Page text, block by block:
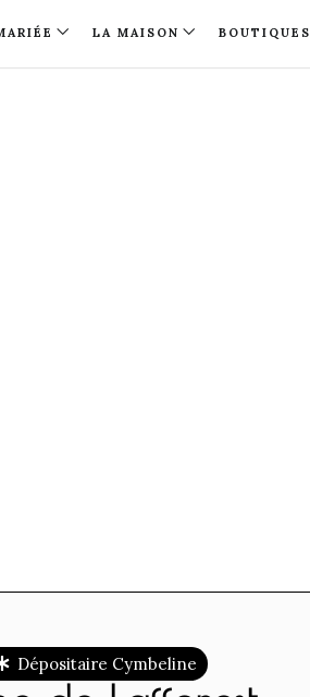
LA MAISON BOUTIQUES
Dépositaire Cymbeline